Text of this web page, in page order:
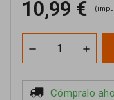
10,99 €
Cómpralo